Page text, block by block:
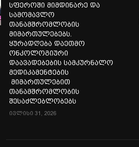
სფეროში მიმდინარე და
სამომავლო
თანამშრომლობის
მიმართულებებს.
ყურადღება დაეთმო
ონკოლოგიური
დაავადებების სამკურნალო
მედიკამენტების
მიმართულებით
თანამშრომლობის
შესაძლებლობებს
ივლისი 31, 2026